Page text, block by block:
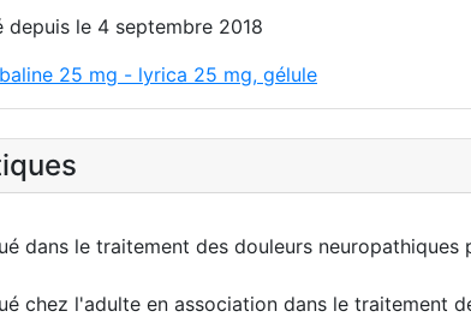
le 4 septembre 2018
25 mg - lyrica 25 mg, gélule
dans le traitement des douleurs
chez l'adulte en association dans le